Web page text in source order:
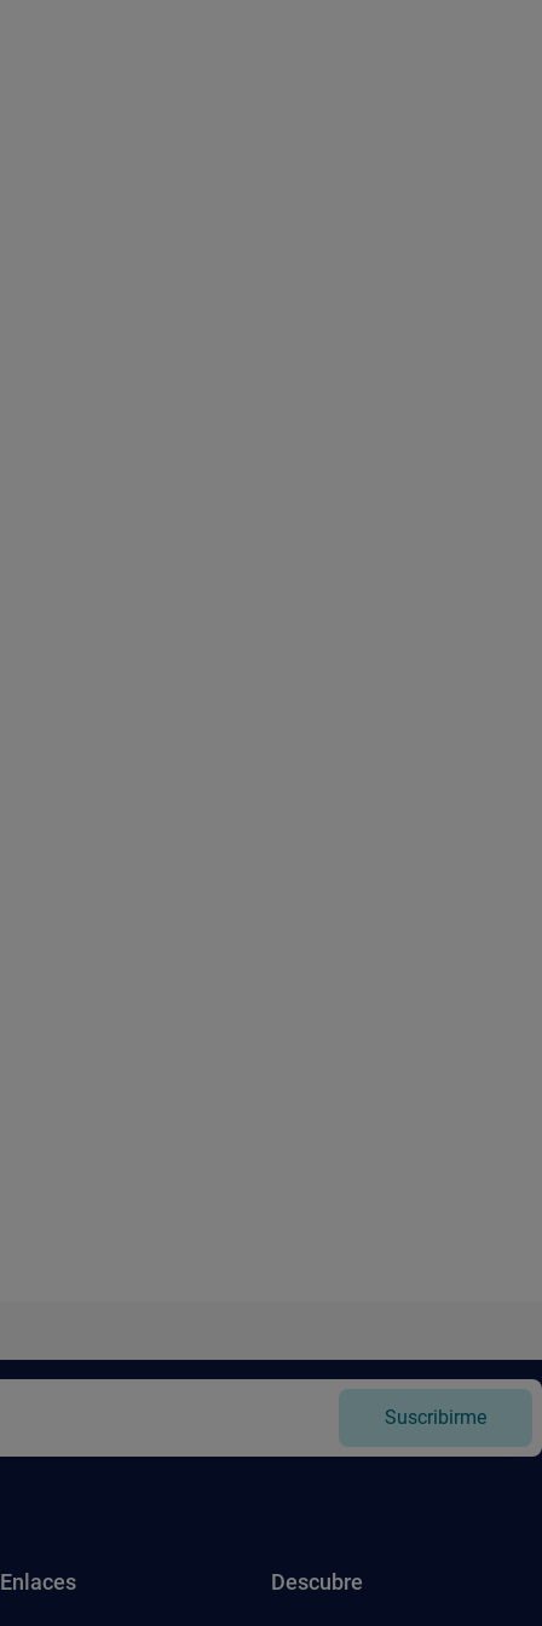
Suscribirme
Enlaces Descubre